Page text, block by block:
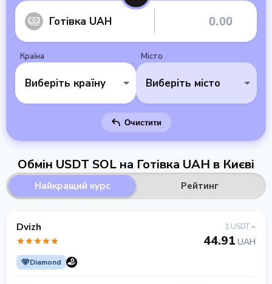
Готівка UAH
Країна
Виберіть країну
Місто
Виберіть місто
Очистити
Обмін USDT SOL на Готівка UAH в Києві
Найкращий курс Рейтинг
Dvizh
Diamond
1 USDT =
44.91 UAH